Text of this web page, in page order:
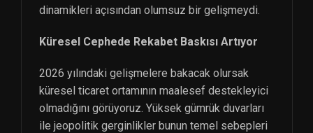
dinamikleri açısından olumsuz bir gelişmeydi.
Küresel Cephede Rekabet Baskısı Artıyor
2026 yılındaki gelişmelere bakacak olursak
küresel ticaret ortamının maalesef destekleyici
olmadığını görüyoruz. Yüksek gümrük duvarları
ile jeopolitik gerginlikler bunun temel sebepleri